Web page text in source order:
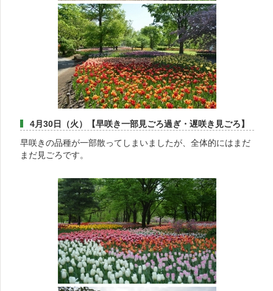
4月30日（火）【早咲き一部見ごろ過ぎ・遅咲き見ごろ】
早咲きの品種が一部散ってしまいましたが、全体的にはまだ
まだ見ごろです。